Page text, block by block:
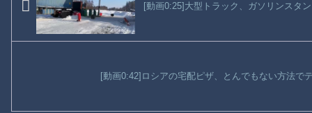
[動画0:25]大型トラック、ガソリンスタ
[動画0:42]ロシアの宅配ピザ、とんでもない方法で